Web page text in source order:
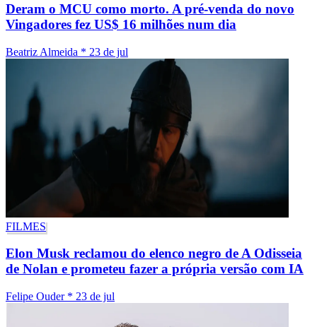
Deram o MCU como morto. A pré-venda do novo
Vingadores fez US$ 16 milhões num dia
Beatriz Almeida * 23 de jul
FILMES
Elon Musk reclamou do elenco negro de A Odisseia
de Nolan e prometeu fazer a própria versão com IA
Felipe Ouder * 23 de jul